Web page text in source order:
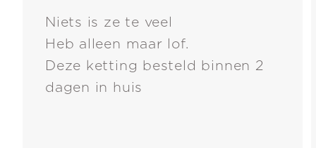
Niets is ze te veel
Heb alleen maar lof.
Deze ketting besteld binnen 2
dagen in huis